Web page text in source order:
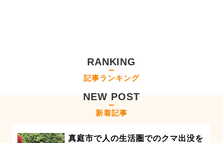
RANKING
記事ランキング
NEW POST
新着記事
真庭市で人の生活圏でのクマ出没を